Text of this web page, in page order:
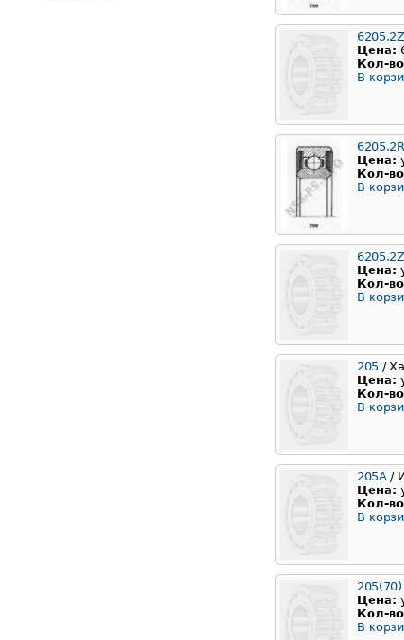
6205.2Z
Цена:
Кол-
В
Цена:
Кол-
В
Цена:
Кол-
В
205 /
Цена:
Кол-
В
205А /
Цена:
Кол-
В
205(70)
Цена:
Кол-
В